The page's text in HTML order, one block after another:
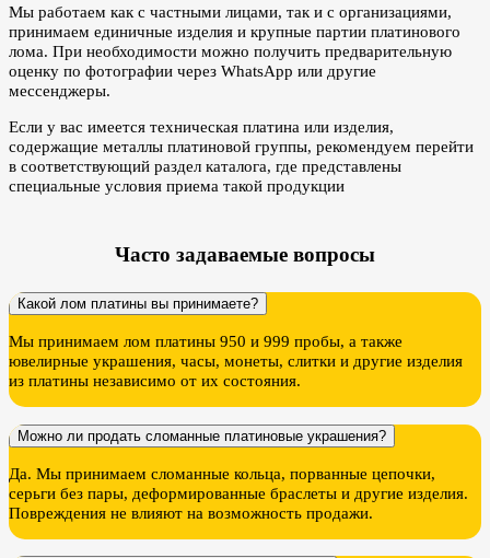
Мы работаем как с частными лицами, так и с организациями,
принимаем единичные изделия и крупные партии платинового
лома. При необходимости можно получить предварительную
оценку по фотографии через WhatsApp или другие
мессенджеры.
Если у вас имеется техническая платина или изделия,
содержащие металлы платиновой группы, рекомендуем перейти
в соответствующий раздел каталога, где представлены
специальные условия приема такой продукции
Часто задаваемые вопросы
Какой лом платины вы принимаете?
Мы принимаем лом платины 950 и 999 пробы, а также
ювелирные украшения, часы, монеты, слитки и другие изделия
из платины независимо от их состояния.
Можно ли продать сломанные платиновые украшения?
Да. Мы принимаем сломанные кольца, порванные цепочки,
серьги без пары, деформированные браслеты и другие изделия.
Повреждения не влияют на возможность продажи.